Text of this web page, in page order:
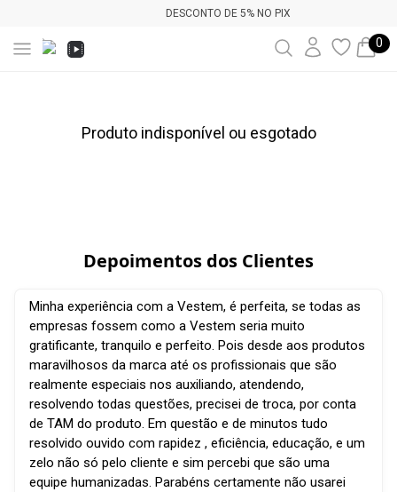
DESCONTO DE 5% NO PIX
0
Produto indisponível ou esgotado
Depoimentos dos Clientes
Minha experiência com a Vestem, é perfeita, se todas as
empresas fossem como a Vestem seria muito
gratificante, tranquilo e perfeito. Pois desde aos produtos
maravilhosos da marca até os profissionais que são
realmente especiais nos auxiliando, atendendo,
resolvendo todas questões, precisei de troca, por conta
de TAM do produto. Em questão e de minutos tudo
resolvido ouvido com rapidez , eficiência, educação, e um
zelo não só pelo cliente e sim percebi que são uma
equipe humanizadas. Parabéns certamente não usarei